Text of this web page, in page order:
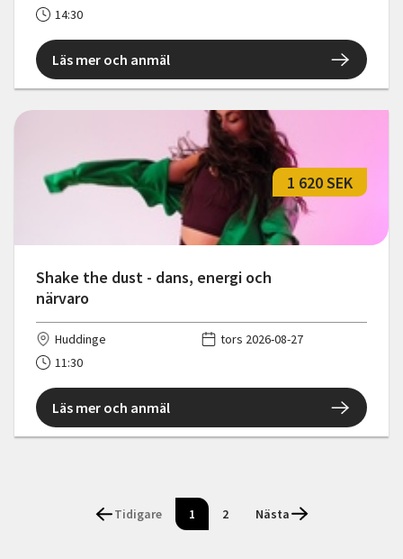
14:30
Läs mer och anmäl
Shake the dust - dans, energi och
närvaro
1 620 SEK
Huddinge
tors 2026-08-27
11:30
Läs mer och anmäl
Tidigare 1 2 Nästa